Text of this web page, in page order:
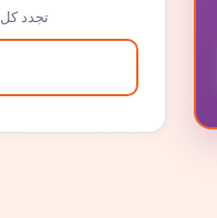
تجدد كل 6 أشهر بالسعر الأصلي